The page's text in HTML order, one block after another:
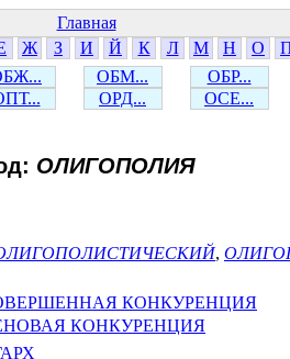
Главная
Ж З И Й К Л М Н О
ОБМ... ОБР...
ОРД... ОСЕ...
ОЛИГОПОЛИЯ
,
КОНКУРЕНЦИЯ
КОНКУРЕНЦИЯ